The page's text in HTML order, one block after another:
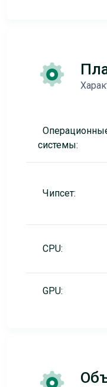
системы:
Чипсет:
CPU:
GPU: